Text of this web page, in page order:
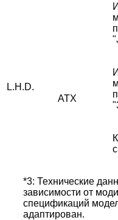
L.H.D.
ATX
*3: Технические
зависимости от
спецификаций
адаптирован.